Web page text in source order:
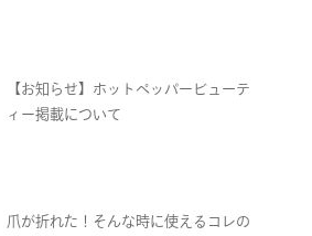
【お知らせ】ホットペッパービューテ
ィー掲載について
爪が折れた！そんな時に使えるコレの